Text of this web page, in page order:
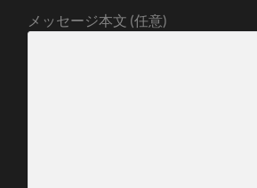
メッセージ本文 (任意)